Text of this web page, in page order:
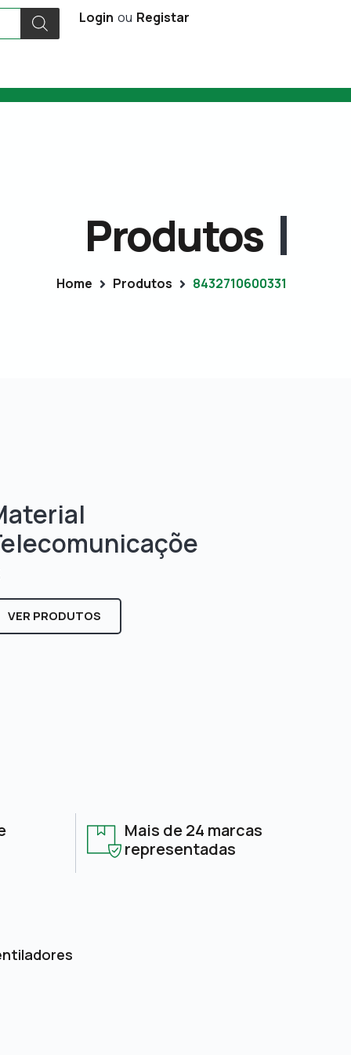
Login ou Registar
Produtos
Home Produtos 8432710600331
VER PRODUTOS
Mais de 24 marcas
representadas